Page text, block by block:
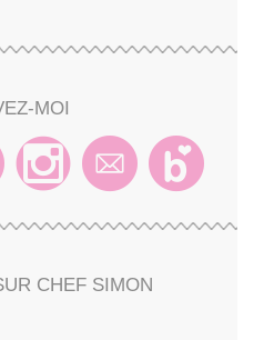
MOI
CHEF SIMON